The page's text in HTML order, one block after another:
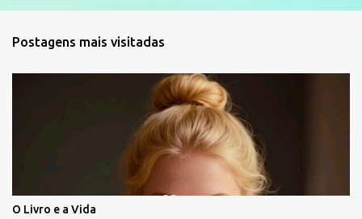
n
Postagens mais visitadas
O Livro e a Vida